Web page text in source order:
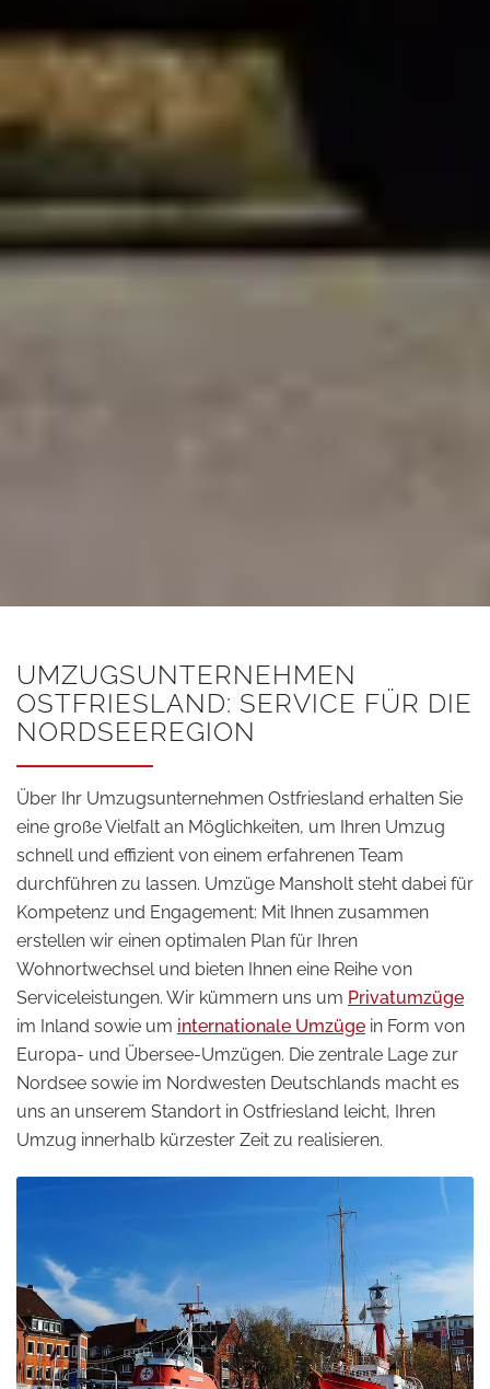
UMZUGSUNTERNEHMEN
OSTFRIESLAND: SERVICE FÜR DIE
NORDSEEREGION
Über Ihr Umzugsunternehmen Ostfriesland erhalten Sie
eine große Vielfalt an Möglichkeiten, um Ihren Umzug
schnell und effizient von einem erfahrenen Team
durchführen zu lassen. Umzüge Mansholt steht dabei für
Kompetenz und Engagement: Mit Ihnen zusammen
erstellen wir einen optimalen Plan für Ihren
Wohnortwechsel und bieten Ihnen eine Reihe von
Serviceleistungen. Wir kümmern uns um Privatumzüge
im Inland sowie um internationale Umzüge in Form von
Europa- und Übersee-Umzügen. Die zentrale Lage zur
Nordsee sowie im Nordwesten Deutschlands macht es
uns an unserem Standort in Ostfriesland leicht, Ihren
Umzug innerhalb kürzester Zeit zu realisieren.